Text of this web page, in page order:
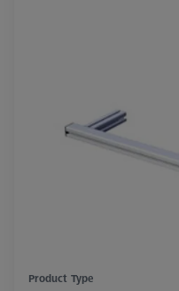
Product Type